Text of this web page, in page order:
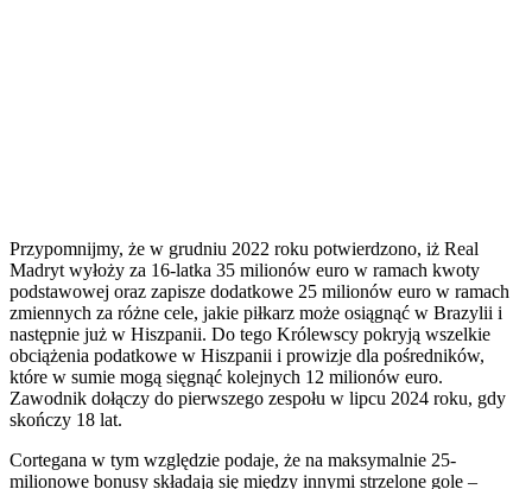
Przypomnijmy, że w grudniu 2022 roku potwierdzono, iż Real
Madryt wyłoży za 16-latka 35 milionów euro w ramach kwoty
podstawowej oraz zapisze dodatkowe 25 milionów euro w ramach
zmiennych za różne cele, jakie piłkarz może osiągnąć w Brazylii i
następnie już w Hiszpanii. Do tego Królewscy pokryją wszelkie
obciążenia podatkowe w Hiszpanii i prowizje dla pośredników,
które w sumie mogą sięgnąć kolejnych 12 milionów euro.
Zawodnik dołączy do pierwszego zespołu w lipcu 2024 roku, gdy
skończy 18 lat.
Cortegana w tym względzie podaje, że na maksymalnie 25-
milionowe bonusy składają się między innymi strzelone gole –